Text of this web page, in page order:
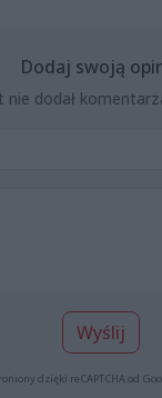
Dodaj swoją
nie dodał
Wyślij
dzięki reCAPTCHA od